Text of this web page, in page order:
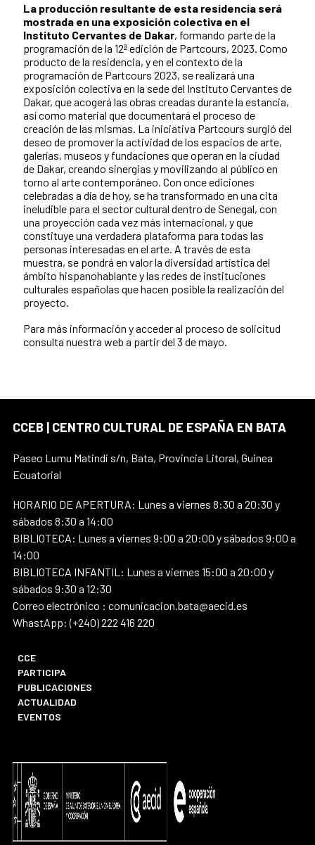
La producción resultante de esta residencia será
mostrada en una exposición colectiva en el
Instituto Cervantes de Dakar, formando parte de la
programación de la 12ª edición de Partcours, 2023. Como
producto de la residencia, y en el contexto de la
programación de Partcours 2023, se realizará una
exposición colectiva en la sede del Instituto Cervantes de
Dakar, que acogerá las obras creadas durante la estancia,
así como material que documentará el proceso de
creación de las mismas. La iniciativa Partcours surgió del
deseo de promover la actividad de los espacios de arte,
galerías, museos y fundaciones que operan en la ciudad
de Dakar, creando sinergias y movilizando al público en
torno al arte contemporáneo. Con once ediciones
celebradas a día de hoy, se ha transformado en una cita
ineludible para el sector cultural dentro de Senegal, con
una proyección cada vez más internacional, y que
constituye una verdadera plataforma para todas las
personas interesadas en el arte. A través de esta
muestra, se pondrá en valor la diversidad artística del
ámbito hispanohablante y las redes de instituciones
culturales españolas que hacen posible la realización del
proyecto.
Para más información y acceder al proceso de solicitud
consulta nuestra web a partir del 3 de mayo.
CCEB | CENTRO CULTURAL DE ESPAÑA EN BATA
Paseo Lumu Matindi s/n, Bata, Provincia Litoral, Guinea
Ecuatorial
HORARIO DE APERTURA: Lunes a viernes 8:30 a 20:30 y
sábados 8:30 a 14:00
BIBLIOTECA: Lunes a viernes 9:00 a 20:00 y sábados 9:00 a
14:00
BIBLIOTECA INFANTIL: Lunes a viernes 15:00 a 20:00 y
sábados 9:30 a 12:30
Correo electrónico : comunicacion.bata@aecid.es
WhastApp: (+240) 222 416 220
CCE
PARTICIPA
PUBLICACIONES
ACTUALIDAD
EVENTOS